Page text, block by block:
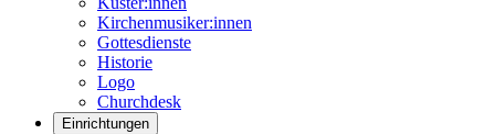
Kirchenmusiker:innen
Gottesdienste
Historie
Logo
Churchdesk
Einrichtungen